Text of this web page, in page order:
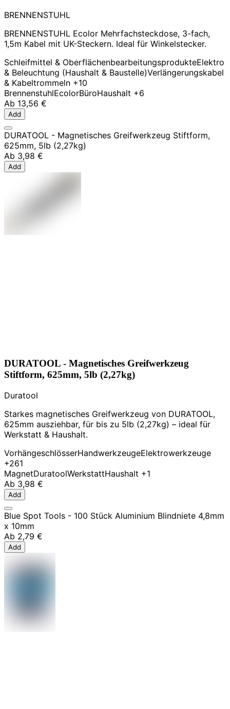
BRENNENSTUHL
BRENNENSTUHL Ecolor Mehrfachsteckdose, 3-fach,
1,5m Kabel mit UK-Steckern. Ideal für Winkelstecker.
Schleifmittel & OberflächenbearbeitungsprodukteElektro
& Beleuchtung (Haushalt & Baustelle)Verlängerungskabel
& Kabeltrommeln +10
BrennenstuhlEcolorBüroHaushalt +6
Ab 13,56 €
Add
DURATOOL - Magnetisches Greifwerkzeug Stiftform,
625mm, 5lb (2,27kg)
Ab 3,98 €
Add
DURATOOL - Magnetisches Greifwerkzeug
Stiftform, 625mm, 5lb (2,27kg)
Duratool
Starkes magnetisches Greifwerkzeug von DURATOOL,
625mm ausziehbar, für bis zu 5lb (2,27kg) – ideal für
Werkstatt & Haushalt.
VorhängeschlösserHandwerkzeugeElektrowerkzeuge
+261
MagnetDuratoolWerkstattHaushalt +1
Ab 3,98 €
Add
Blue Spot Tools - 100 Stück Aluminium Blindniete 4,8mm
x 10mm
Ab 2,79 €
Add